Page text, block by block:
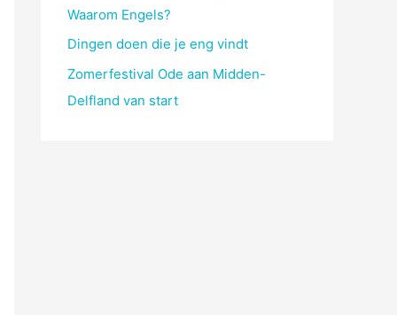
Waarom Engels?
Dingen doen die je eng vindt
Zomerfestival Ode aan Midden-
Delfland van start